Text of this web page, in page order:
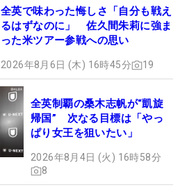
全英で味わった悔しさ「自分も戦え
るはずなのに」 佐久間朱莉に強ま
った米ツアー参戦への思い
2026年8月6日 (木) 16時45分 19
全英制覇の桑木志帆が“凱旋
帰国” 次なる目標は「やっ
ぱり女王を狙いたい」
2026年8月4日 (火) 16時58分
8